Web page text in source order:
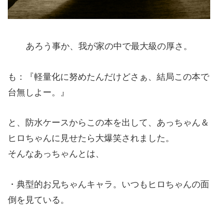
あろう事か、我が家の中で最大級の厚さ。
も：『軽量化に努めたんだけどさぁ、結局この本で
台無しよー。』
と、防水ケースからこの本を出して、あっちゃん＆
ヒロちゃんに見せたら大爆笑されました。
そんなあっちゃんとは、
・典型的お兄ちゃんキャラ。いつもヒロちゃんの面
倒を見ている。